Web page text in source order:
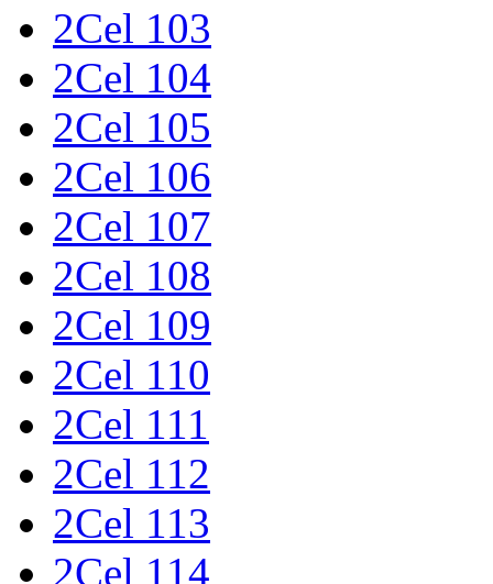
2Cel 103
2Cel 104
2Cel 105
2Cel 106
2Cel 107
2Cel 108
2Cel 109
2Cel 110
2Cel 111
2Cel 112
2Cel 113
2Cel 114